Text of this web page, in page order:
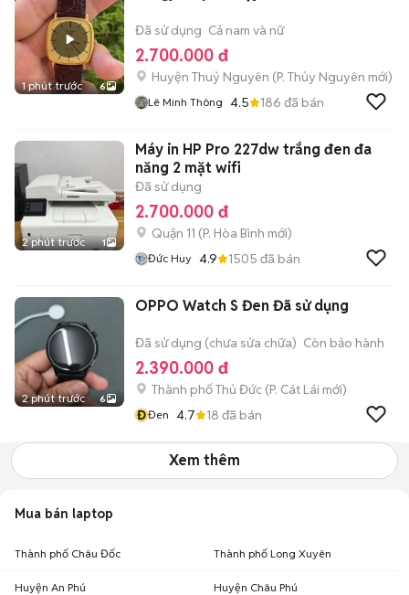
1 phút trước 6
Đã sử dụng Cả nam và nữ
2.700.000 đ
Huyện Thuỷ Nguyên (P. Thủy Nguyên mới)
Lê Minh Thông 4.5 186 đã bán
2 phút trước 1
Máy in HP Pro 227dw trắng đen đa
năng 2 mặt wifi
Đã sử dụng
2.700.000 đ
Quận 11 (P. Hòa Bình mới)
Đức Huy 4.9 1505 đã bán
2 phút trước 6
OPPO Watch S Đen Đã sử dụng
Đã sử dụng (chưa sửa chữa) Còn bảo hành
2.390.000 đ
Thành phố Thủ Đức (P. Cát Lái mới)
ĐĐen 4.7 18 đã bán
Xem thêm
Mua bán laptop
Thành phố Châu Đốc Thành phố Long Xuyên
Huyện An Phú Huyện Châu Phú